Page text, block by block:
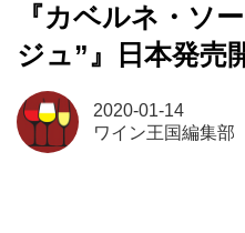
『カベルネ・ソ
ジュ”』日本発売
2020-01-14
ワイン王国編集部